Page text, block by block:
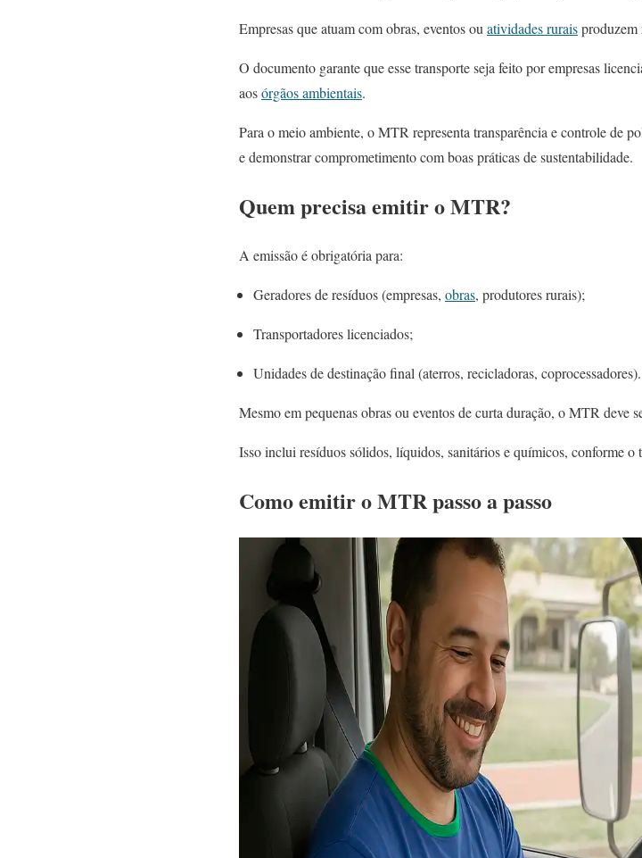
Empresas que atuam com obras, eventos ou atividades ruraisproduzem
O documento garante que esse transporte seja feito por empresas
aosórgãos ambientais.
Para o meio ambiente, o MTR representa transparência e controle de
e demonstrar comprometimento com boas práticas de sustentabilidade.
Quem precisa emitir o MTR?
A emissão é obrigatória para:
Geradores de resíduos (empresas, obras, produtores rurais);
Transportadores licenciados;
Unidades de destinação final (aterros, recicladoras, coprocessadores).
Mesmo em pequenas obras ou eventos de curta duração, o MTR deve
Isso inclui resíduos sólidos, líquidos, sanitários e químicos, conforme o
Como emitir o MTR passo a passo